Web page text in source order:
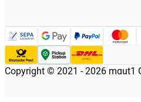
Copyright © 2021 - 2026 maut1